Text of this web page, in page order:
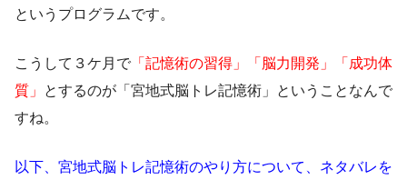
というプログラムです。
こうして３ケ月で 「記憶術の習得」「脳力開発」「成功体
質」
とするのが「宮地式脳トレ記憶術」ということなんで
すね。
以下、宮地式脳トレ記憶術のやり方について、ネタバレを